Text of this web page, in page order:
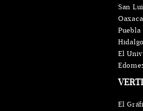
El
San
Oaxaca
Puebla
Hidalgo
El